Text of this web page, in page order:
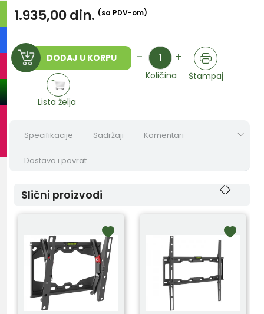
1.935,00din. (sa PDV-om)
DODAJ U KORPU - Količina +
Količina Štampaj
Lista želja
Specifikacije Sadržaji Komentari
Dostava i povrat
Slični proizvodi